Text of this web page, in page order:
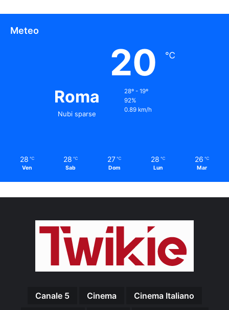
Meteo
Roma
Nubi sparse
20 ℃
28º - 19º
92%
0.89 km/h
28 ℃
Ven
28 ℃
Sab
27 ℃
Dom
28 ℃
Lun
26 ℃
Mar
Canale 5 Cinema
Cinema Italiano